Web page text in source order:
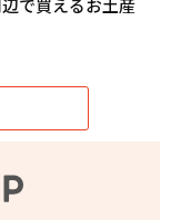
で買えるお土産